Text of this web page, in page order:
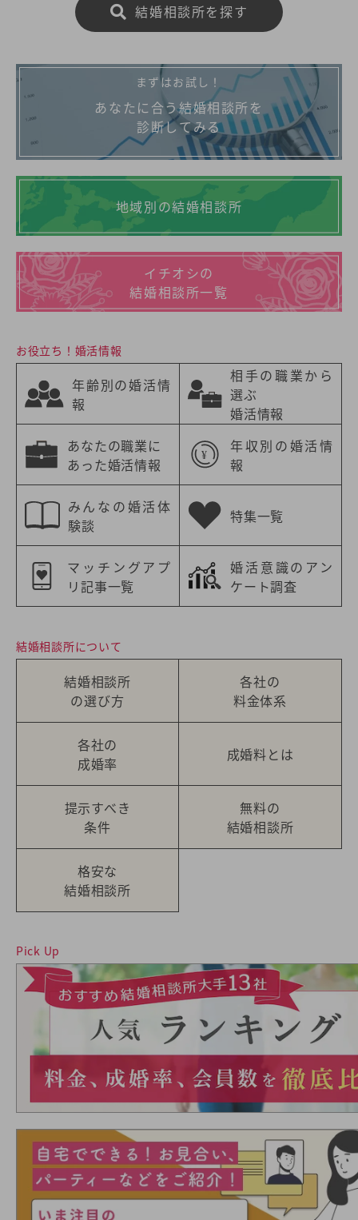
結婚相談所を探す
まずはお試し！
あなたに合う結婚相談所を
診断してみる
地域別の結婚相談所
イチオシの
結婚相談所一覧
お役立ち！婚活情報
年齢別の婚活情
報
相手の職業から
選ぶ
婚活情報
あなたの職業に
あった婚活情報
年収別の婚活情
報
みんなの婚活体
験談
特集一覧
マッチングアプ
リ記事一覧
婚活意識のアン
ケート調査
結婚相談所について
結婚相談所
の選び方
各社の
料金体系
各社の
成婚率
成婚料とは
提示すべき
条件
無料の
結婚相談所
格安な
結婚相談所
Pick Up